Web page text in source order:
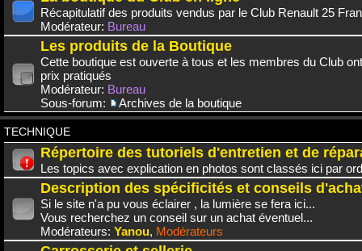
Récapitulatif des produits vendus par le Club Renault 25
Modérateur: Bureau
Les produits de la Boutique
Cette boutique est ouverte à tous et les membres du Club
prix pratiqués
Modérateur: Bureau
Sous-forum:
Archives de la boutique
TECHNIQUE
Répertoire des tutoriels d'entretien et de
Les topics avec explication en photos sont classés ici par
Description des spécificités et conseils
Si le site n'a pu vous éclairer , la lumière se fera ici...
Vous recherchez un conseil sur un achat éventuel...
Modérateurs: Yanou, Modérateurs